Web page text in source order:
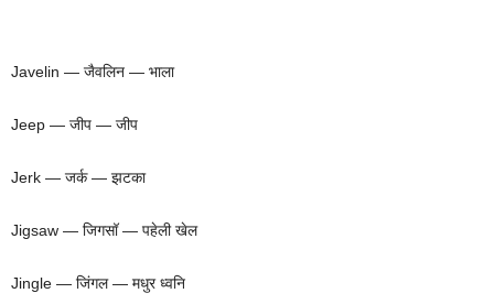
Javelin — जैवलिन — भाला
Jeep — जीप — जीप
Jerk — जर्क — झटका
Jigsaw — जिगसॉ — पहेली खेल
Jingle — जिंगल — मधुर ध्वनि